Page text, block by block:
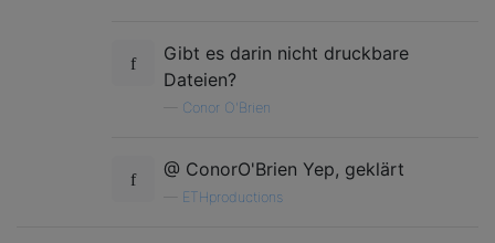
Gibt es darin nicht druckbare
Dateien?
Conor O'Brien
@ ConorO'Brien Yep, geklärt
ETHproductions